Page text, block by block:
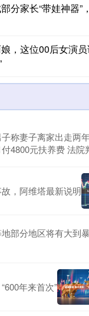
分家长“带娃神器”
，这位00后女演
称妻子离家出走两
4800元扶养费 法院
，阿维塔最新说明
部分地区将有大到
年来首次”